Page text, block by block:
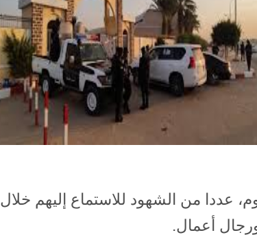
عددا من الشهود للاستماع إليهم خلال
أعمال.